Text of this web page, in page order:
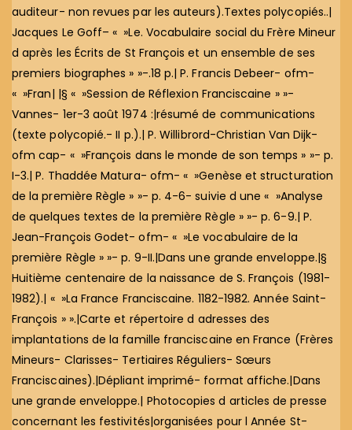
auditeur- non revues par les auteurs).Textes polycopiés..|
Jacques Le Goff– « »Le. Vocabulaire social du Frère Mineur
d après les Écrits de St François et un ensemble de ses
premiers biographes » »-.18 p.| P. Francis Debeer- ofm-
« »Fran| |§ « »Session de Réflexion Franciscaine » »-
Vannes- 1er-3 août 1974 :|résumé de communications
(texte polycopié.- II p.).| P. Willibrord-Christian Van Dijk-
ofm cap- « »François dans le monde de son temps » »- p.
I-3.| P. Thaddée Matura- ofm- « »Genèse et structuration
de la première Règle » »- p. 4-6- suivie d une « »Analyse
de quelques textes de la première Règle » »- p. 6-9.| P.
Jean-François Godet- ofm- « »Le vocabulaire de la
première Règle » »- p. 9-II.|Dans une grande enveloppe.|§
Huitième centenaire de la naissance de S. François (1981-
1982).| « »La France Franciscaine. 1182-1982. Année Saint-
François » ».|Carte et répertoire d adresses des
implantations de la famille franciscaine en France (Frères
Mineurs- Clarisses- Tertiaires Réguliers- Sœurs
Franciscaines).|Dépliant imprimé- format affiche.|Dans
une grande enveloppe.| Photocopies d articles de presse
concernant les festivités|organisées pour l Année St-